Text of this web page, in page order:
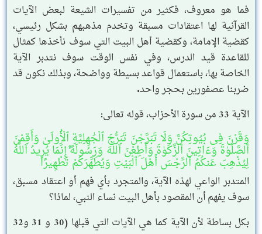
فما هو معروف، فكثير من تفسيرات الشيعة لبعض الآيات
القرآنية لها اعتقادات مسبقة وتخدم مذهبهم بشكل رئيسي،
كقضية الإمامة، وكقضية أهل البيت التي سوف نأخذها كمثال
للقاعدة قيد الدرس، وفي نفس الوقت سوف نتدبر الآية
الخاصة بها، باستعمال قواعد بسيطة وواضحة، وبذلك نكون قد
ضربنا عصفورين بحجر واحد.
الآية 33 من سورة الأحزاب، قوله تعالى:
وَقَرْنَ فِى بُيُوتِكُنَّ وَلَا تَبَرَّجْنَ تَبَرُّجَ ٱلْجَٰهِلِيَّةِ ٱلْأُولَىٰ وَأَقِمْنَ
ٱلصَّلَوٰةَ وَءَاتِينَ ٱلزَّكَوٰةَ وَأَطِعْنَ ٱللَّهَ وَرَسُولَهُۥٓ إِنَّمَا يُرِيدُ ٱللَّهُ
لِيُذْهِبَ عَنكُمُ ٱلرِّجْسَ أَهْلَ ٱلْبَيْتِ وَيُطَهِّرَكُمْ تَطْهِيرًا
المتدبر الواعي لهذه الآية، والمتجرد بأي فهم أو اعتقاد مسبق،
سوف يفهم أن المقصود بأهل البيت نساء النبي، لماذا؟
بكل بساطة لأن الآية كما هي الآيات التي قبلها (30 و 31 و32